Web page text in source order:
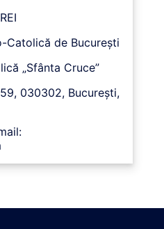
Catolică de București
„Sfânta Cruce”
030302, București,